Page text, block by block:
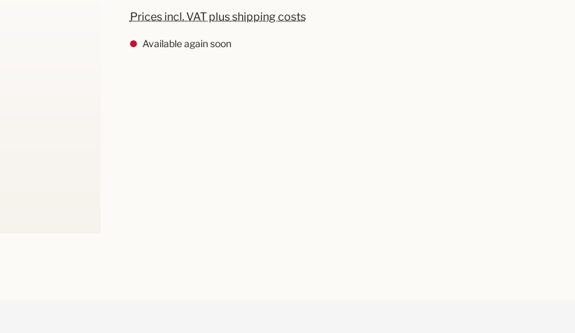
Prices incl. VAT plus shipping costs
Available again soon